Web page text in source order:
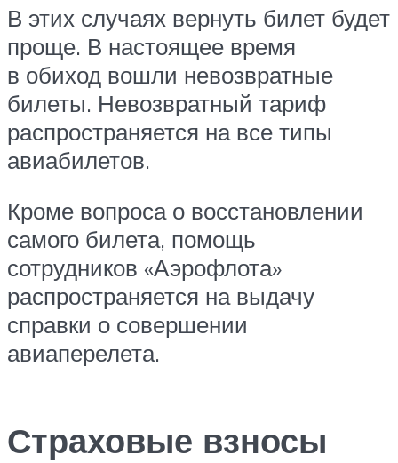
В этих случаях вернуть билет будет
проще. В настоящее время
в обиход вошли невозвратные
билеты. Невозвратный тариф
распространяется на все типы
авиабилетов.
Кроме вопроса о восстановлении
самого билета, помощь
сотрудников «Аэрофлота»
распространяется на выдачу
справки о совершении
авиаперелета.
Страховые взносы